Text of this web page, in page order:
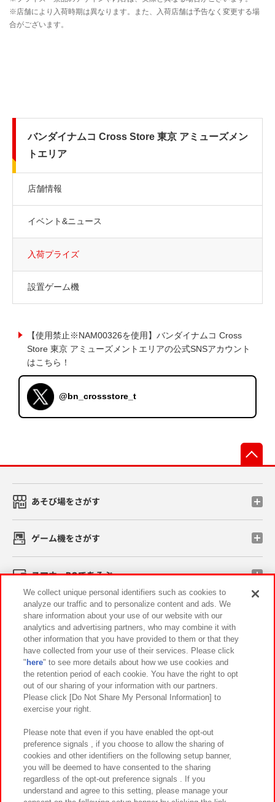
バンダイナムコ Cross Store 東京 アミューズメン
トエリア
店舗情報
イベント&ニュース
入荷プライズ
設置ゲーム機
【使用禁止※NAM00326を使用】バンダイナムコ Cross
Store 東京 アミューズメントエリアの公式SNSアカウント
はこちら！
@bn_crossstore_t
あそび場をさがす
ゲーム機をさがす
スマホ・PCであそぶ
イベント・キャンペーン
関連会社 サステナビリティ サイトポリシー
プライバシーポリシー ウェブアクセシビリティ方針と検証結果
お取引先さまとともに
カスタマーハラスメント対応方針 よくあるご質問・お問い合わせ
We collect unique personal identifiers such as cookies to
analyze our traffic and to personalize content and ads. We
share information about your use of our website with our
analytics and advertising partners, who may combine it with
other information that you have provided to them or that they
have collected from your use of their services. Please click
" here" to see more details about how we use cookies and
the retention period of each cookie. You have the right to opt
out of our sharing of your information with our partners.
Please click [Do Not Share My Personal Information] to
exercise your right.
Please note that even if you have enabled the opt-out
preference signals , if you choose to allow the sharing of
cookies and other identifiers on the following setup banner,
you will be deemed to have consented to the sharing
regardless of the opt-out preference signals . If you
understand and agree to this setting, please manage your